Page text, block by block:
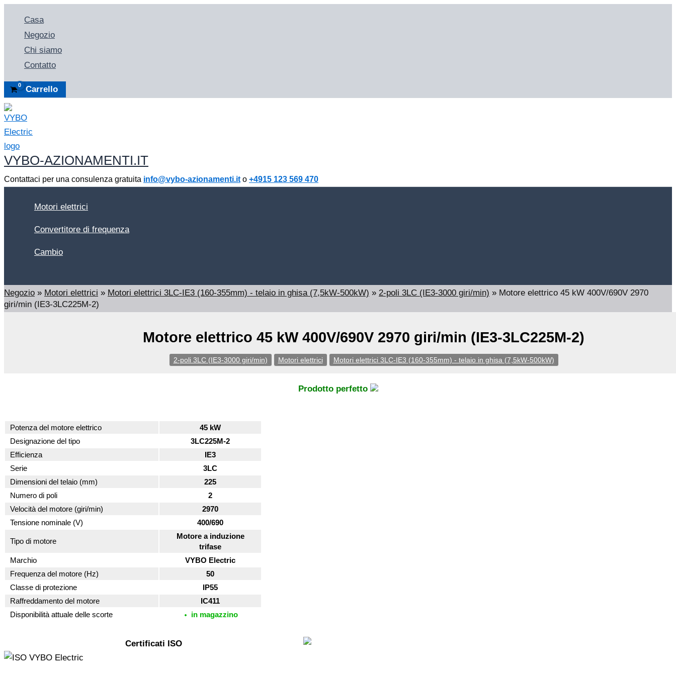
contenuto
Casa
Negozio
Chi siamo
Contatto
Carrello
VYBO-AZIONAMENTI.IT
Contattaci per una consulenza gratuita info@vybo-azionamenti.it o +4915 123 569 470
Motori elettrici
Convertitore di frequenza
Cambio
Negozio » Motori elettrici » Motori elettrici 3LC-IE3 (160-355mm) - telaio in ghisa (7,5kW-500kW) » 2-poli 3LC (IE3-3000 giri/min) » Motore elettrico 45 kW 400V/690V 2970
giri/min (IE3-3LC225M-2)
Motore elettrico 45 kW 400V/690V 2970 giri/min (IE3-3LC225M-2)
2-poli 3LC (IE3-3000 giri/min) Motori elettrici Motori elettrici 3LC-IE3 (160-355mm) - telaio in ghisa (7,5kW-500kW)
Prodotto perfetto
Potenza del motore elettrico
45 kW
Designazione del tipo
3LC225M-2
Efficienza
IE3
Serie
3LC
Dimensioni del telaio (mm)
225
Numero di poli
2
Velocità del motore (giri/min)
2970
Tensione nominale (V)
400/690
Tipo di motore
Motore a induzione
trifase
Marchio
VYBO Electric
Frequenza del motore (Hz)
50
Classe di protezione
IP55
Raffreddamento del motore
IC411
Disponibilità attuale delle scorte
in magazzino
Certificati ISO